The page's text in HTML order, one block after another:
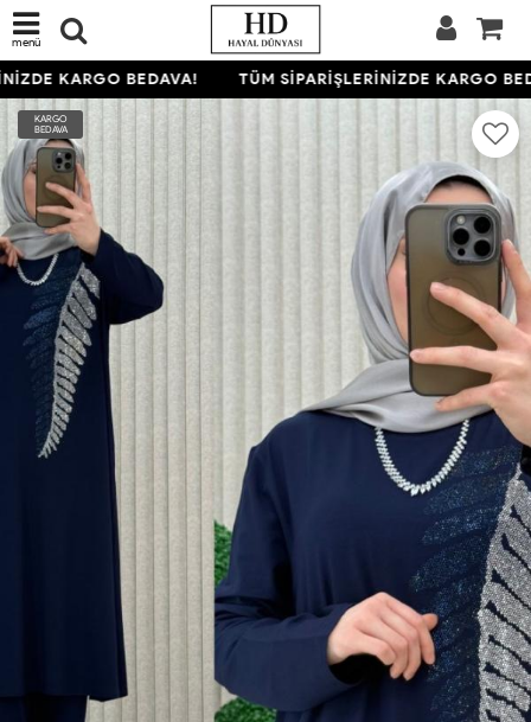
menü
KARGO BEDAVA! TÜM SİPARİŞLERİNİZDE KARGO
KARGO
BEDAVA